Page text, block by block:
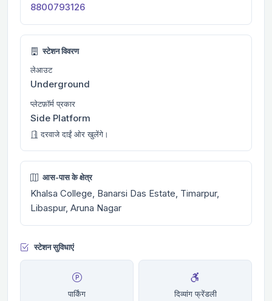
8800793126
स्टेशन विवरण
लेआउट
Underground
प्लेटफ़ॉर्म प्रकार
Side Platform
दरवाजे दाईं ओर खुलेंगे।
आस-पास के क्षेत्र
Khalsa College, Banarsi Das Estate, Timarpur,
Libaspur, Aruna Nagar
स्टेशन सुविधाएं
पार्किंग दिव्यांग फ्रेंडली